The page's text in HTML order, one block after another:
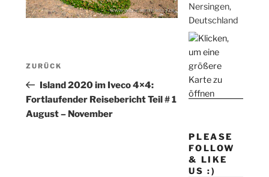
Beitragsnavigation
Vorheriger
Beitrag
ZURÜCK
Island 2020 im Iveco 4×4:
Fortlaufender Reisebericht Teil # 1
August – November
Nersingen,
Deutschland
PLEASE
FOLLOW
& LIKE
US :)